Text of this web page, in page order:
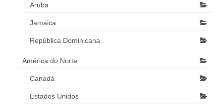
Aruba
Jamaica
República Dominicana
América do Norte
Canadá
Estados Unidos